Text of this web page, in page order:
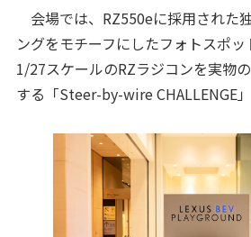
会場では、RZ550eに採用された
ングをモチーフにしたフォトスポッ
1/27スケールのRZラジコンを実物
する「Steer-by-wire CHALLENGE」